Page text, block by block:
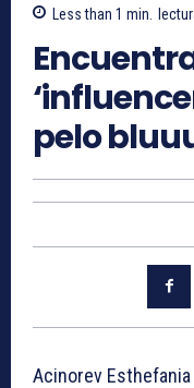
Less than 1 min.
pelo
Acinorev Esthefania